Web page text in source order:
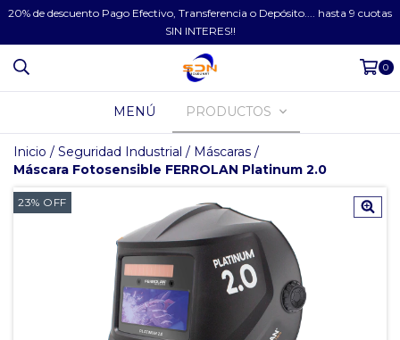
20% de descuento Pago Efectivo, Transferencia o Depósito.... hasta 9 cuotas
SIN INTERES!!
0
MENÚ PRODUCTOS
Inicio / Seguridad Industrial / Máscaras /
Máscara Fotosensible FERROLAN Platinum 2.0
23% OFF